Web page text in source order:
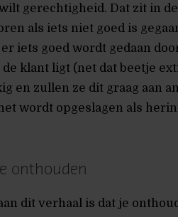
gerechtigheid. Dat zit in
als iets niet goed is
er iets goed wordt gedaan
de klant ligt (net dat beetje
en zullen ze dit graag aan
wordt opgeslagen als
onthouden
dit verhaal is dat je